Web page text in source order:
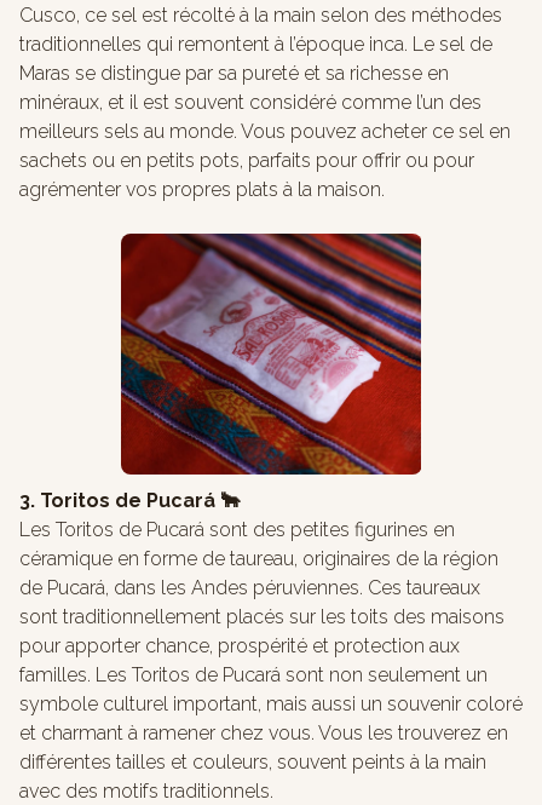
Cusco, ce sel est récolté à la main selon des méthodes
traditionnelles qui remontent à l’époque inca. Le sel de
Maras se distingue par sa pureté et sa richesse en
minéraux, et il est souvent considéré comme l’un des
meilleurs sels au monde. Vous pouvez acheter ce sel en
sachets ou en petits pots, parfaits pour offrir ou pour
agrémenter vos propres plats à la maison.
3. Toritos de Pucará 🐂
Les Toritos de Pucará sont des petites figurines en
céramique en forme de taureau, originaires de la région
de Pucará, dans les Andes péruviennes. Ces taureaux
sont traditionnellement placés sur les toits des maisons
pour apporter chance, prospérité et protection aux
familles. Les Toritos de Pucará sont non seulement un
symbole culturel important, mais aussi un souvenir coloré
et charmant à ramener chez vous. Vous les trouverez en
différentes tailles et couleurs, souvent peints à la main
avec des motifs traditionnels.